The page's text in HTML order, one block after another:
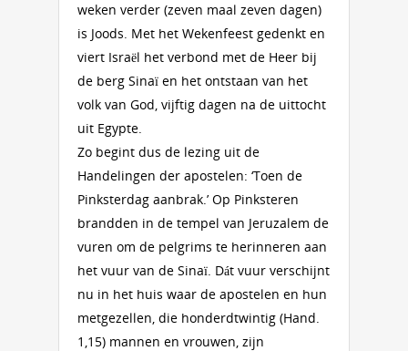
weken verder (zeven maal zeven dagen)
is Joods. Met het Wekenfeest gedenkt en
viert Israël het verbond met de Heer bij
de berg Sinaï en het ontstaan van het
volk van God, vijftig dagen na de uittocht
uit Egypte.
Zo begint dus de lezing uit de
Handelingen der apostelen: ‘Toen de
Pinksterdag aanbrak.’ Op Pinksteren
brandden in de tempel van Jeruzalem de
vuren om de pelgrims te herinneren aan
het vuur van de Sinaï. Dát vuur verschijnt
nu in het huis waar de apostelen en hun
metgezellen, die honderdtwintig (Hand.
1,15) mannen en vrouwen, zijn